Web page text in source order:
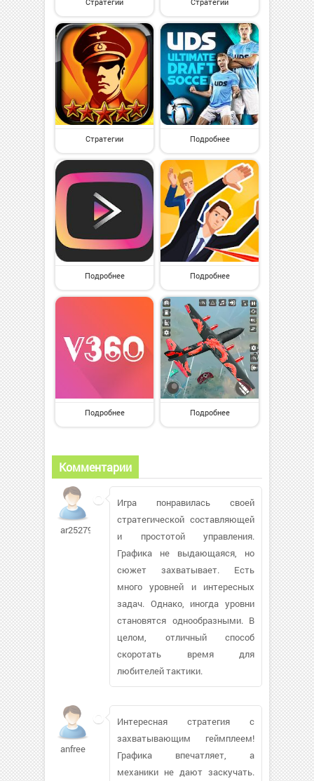
Стратегии Подробнее
Подробнее Подробнее
Подробнее Подробнее
Комментарии
ar252793
Игра понравилась своей
стратегической составляющей
и простотой управления.
Графика не выдающаяся, но
сюжет захватывает. Есть
много уровней и интересных
задач. Однако, иногда уровни
становятся однообразными. В
целом, отличный способ
скоротать время для
любителей тактики.
anfree
Интересная стратегия с
захватывающим геймплеем!
Графика впечатляет, а
механики не дают заскучать.